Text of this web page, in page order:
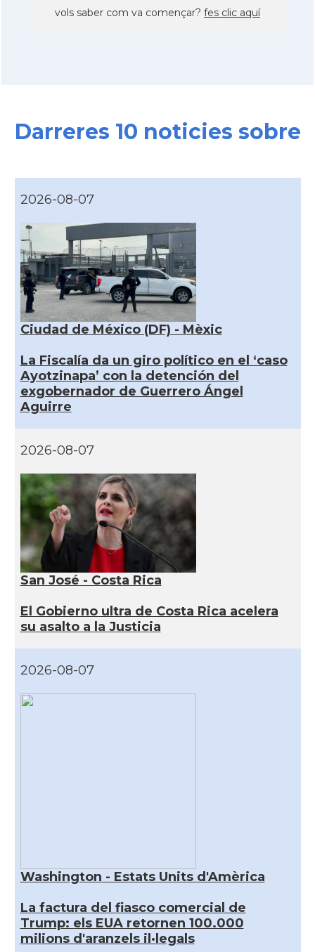
vols saber com va començar? fes clic aquí
Darreres 10 noticies sobre
2026-08-07
Ciudad de México (DF) - Mèxic
La Fiscalía da un giro político en el ‘caso
Ayotzinapa’ con la detención del
exgobernador de Guerrero Ángel
Aguirre
2026-08-07
San José - Costa Rica
El Gobierno ultra de Costa Rica acelera
su asalto a la Justicia
2026-08-07
Washington - Estats Units d'Amèrica
La factura del fiasco comercial de
Trump: els EUA retornen 100.000
milions d'aranzels il·legals